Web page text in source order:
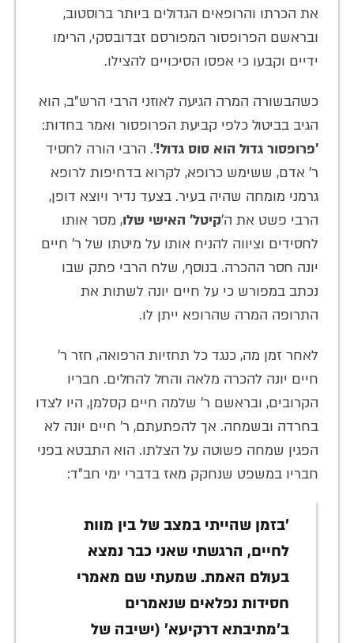
את הכרתו והרופאים הגדולים ביותר ברוסטוב,
ובראשם הפרופסור המפורסם זבדובסקי, הרימו
ידיים וקבעו כי אפסו הסיכויים להצילו.
כשהבשורה המרה הגיעה לאוזני הרבי הרש"ב, הוא
הגיב בביטול כלפי קביעת הפרופסור ואמר בחדות:
'פרופסור גדול הוא סוס גדול!'. הרבי הורה לחסיד
ר' אדם, ששימש כרופא, לקרוא בדחיפות לרופא
גרמני מומחה שהיה בעיר. בצעד נדיר ויוצא דופן,
הרבי פשט את ה'קיטל' האישי שלו, מסר אותו
לחסידים וציווה להניח אותו על מיטתו של ר' חיים
יונה חסר ההכרה. בנוסף, שלח הרבי פתק שבו
נכתב במפורש כי על חיים יונה לשתות את
התרופה המרה שהרופא ייתן לו.
לאחר זמן מה, כנגד כל תחזיות הרפואה, חזר ר'
חיים יונה להכרה מלאה והחל להחלים. חבריו
הקרובים, ובראשם ר' שלמה חיים קסלמן, היו לצדו
בחרדה ובשמחה. אך להפתעתם, ר' חיים יונה לא
הפגין שמחה פשוטה על הצלתו. הוא התבטא בפני
חבריו במשפט שנחקק מאז בדברי ימי חב"ד:
'בזמן שהייתי במצב של בין מוות
לחיים, הרגשתי שאני כבר נמצא
בעולם האמת. שמעתי שם מאמרי
חסידות נפלאים שנאמרים
ב'מתיבתא דרקיעא' (ישיבה של